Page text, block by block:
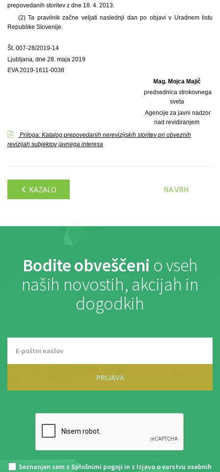
prepovedanih storitev z dne 18. 4. 2013.
(2) Ta pravilnik začne veljati naslednji dan po objavi v Uradnem listu
Republike Slovenije.
Št. 007-28/2019-14
Ljubljana, dne 28. maja 2019
EVA 2019-1611-0038
Mag. Mojca Majič
predsednica strokovnega
sveta
Agencije za javni nadzor
nad revidiranjem
Priloga: Katalog prepovedanih nerevizijskih storitev pri obveznih
revizijah subjektov javnega interesa
KAZALO NA VRH
Bodite obveščeni o vseh
naših novostih, akcijah in
dogodkih
PRIJAVA
Seznanjen sem s Splošnimi pogoji in z Izjavo o varstvu osebnih